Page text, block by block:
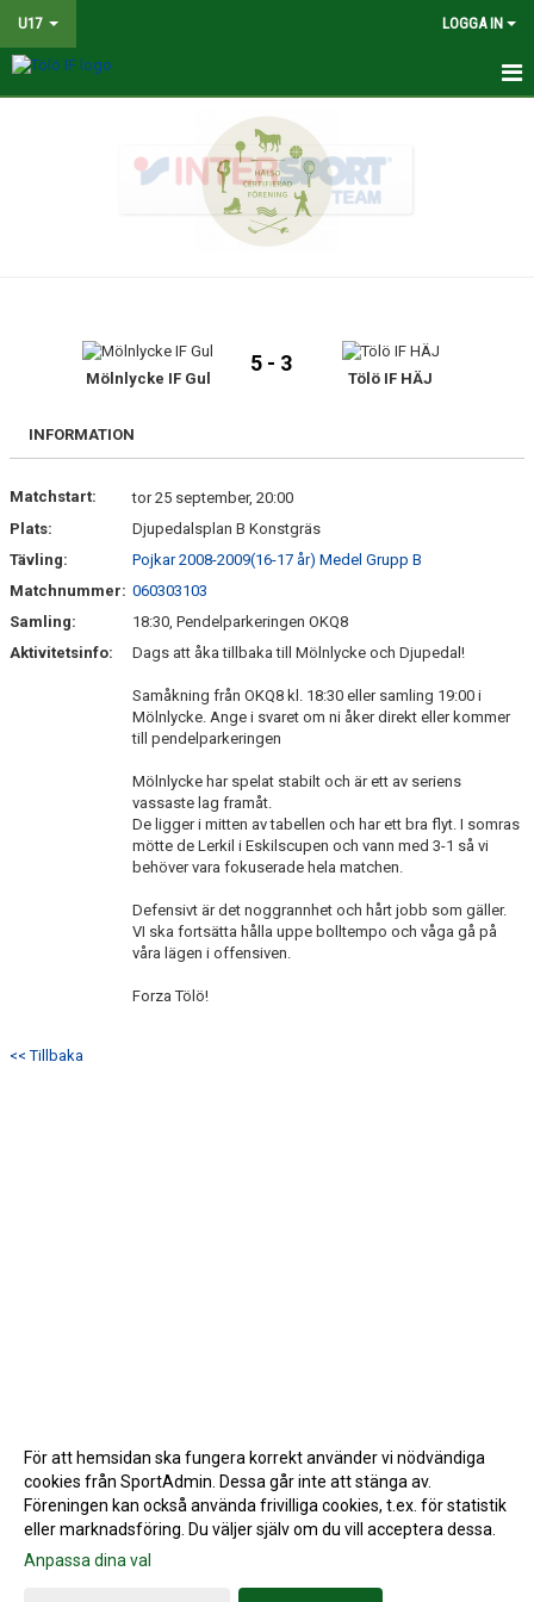
U17 LOGGA IN
BILDGALLERI
Mölnlycke IF Gul
5 - 3
Tölö IF HÄJ
INFORMATION
Matchstart:
tor 25 september, 20:00
Plats:
Djupedalsplan B Konstgräs
Tävling:
Pojkar 2008-2009(16-17 år) Medel Grupp B
Matchnummer: 060303103
Samling:
18:30, Pendelparkeringen OKQ8
Aktivitetsinfo:
Dags att åka tillbaka till Mölnlycke och Djupedal!
Samåkning från OKQ8 kl. 18:30 eller samling 19:00 i
Mölnlycke. Ange i svaret om ni åker direkt eller kommer
till pendelparkeringen
Mölnlycke har spelat stabilt och är ett av seriens
vassaste lag framåt.
De ligger i mitten av tabellen och har ett bra flyt. I somras
mötte de Lerkil i Eskilscupen och vann med 3-1 så vi
behöver vara fokuserade hela matchen.
Defensivt är det noggrannhet och hårt jobb som gäller.
VI ska fortsätta hålla uppe bolltempo och våga gå på
våra lägen i offensiven.
Forza Tölö!
<< Tillbaka
Gå till Webbversion
För att hemsidan ska fungera korrekt använder vi nödvändiga
cookies från SportAdmin. Dessa går inte att stänga av.
Föreningen kan också använda frivilliga cookies, t.ex. för statistik
eller marknadsföring. Du väljer själv om du vill acceptera dessa.
Anpassa dina val